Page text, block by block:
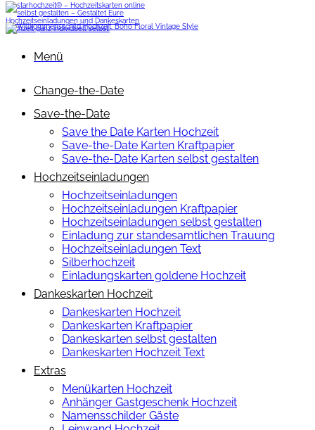
Menü
Change-the-Date
Save-the-Date
Save the Date Karten Hochzeit
Save-the-Date Karten Kraftpapier
Save-the-Date Karten selbst gestalten
Hochzeitseinladungen
Hochzeitseinladungen
Hochzeitseinladungen Kraftpapier
Hochzeitseinladungen selbst gestalten
Einladung zur standesamtlichen Trauung
Hochzeitseinladungen Text
Silberhochzeit
Einladungskarten goldene Hochzeit
Dankeskarten Hochzeit
Dankeskarten Hochzeit
Dankeskarten Kraftpapier
Dankeskarten selbst gestalten
Dankeskarten Hochzeit Text
Extras
Menükarten Hochzeit
Anhänger Gastgeschenk Hochzeit
Namensschilder Gäste